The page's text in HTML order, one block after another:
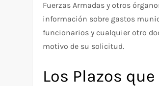
Fuerzas Armadas y otros
información sobre gastos
funcionarios y cualquier otro
motivo de su solicitud.
Los Plazos